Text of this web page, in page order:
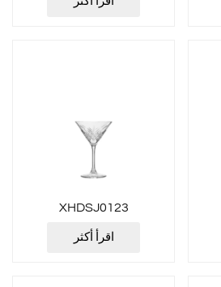
XHDSJ0123
اقرأ أكثر